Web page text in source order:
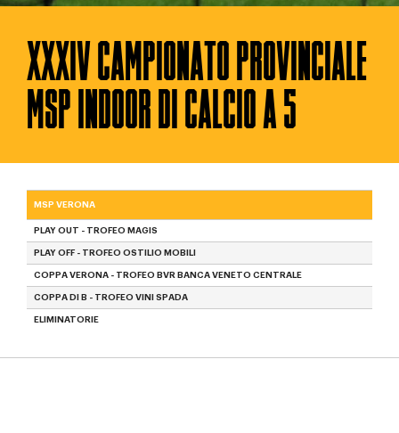
XXXIV CAMPIONATO PROVINCIALE
MSP INDOOR DI CALCIO A 5
MSP VERONA
PLAY OUT - TROFEO MAGIS
PLAY OFF - TROFEO OSTILIO MOBILI
COPPA VERONA - TROFEO BVR BANCA VENETO CENTRALE
COPPA DI B - TROFEO VINI SPADA
ELIMINATORIE